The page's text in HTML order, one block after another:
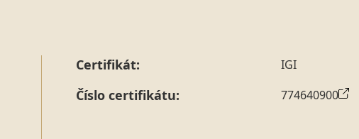
Certifikát: IGI
Číslo certifikátu: 774640900